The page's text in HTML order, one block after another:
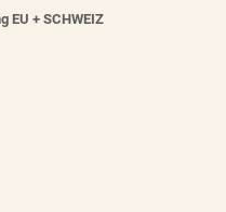
EU + SCHWEIZ